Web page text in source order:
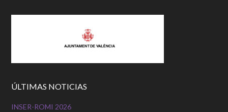
ÚLTIMAS NOTICIAS
INSER-ROMI 2026